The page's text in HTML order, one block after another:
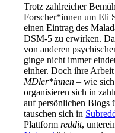
Trotz zahlreicher
Forscher*innen um Eli
einen Eintrag des
DSM-5 zu erwirken.
von anderen
ginge nicht immer
einher. Doch ihre
MDler*innen – wie
organisieren sich in
auf persönlichen Blogs
tauschen sich in
Plattformreddit,